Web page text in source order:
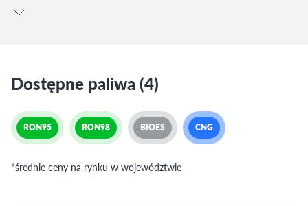
Dostępne paliwa (4)
RON95 RON98 BIOES CNG
*średnie ceny na rynku w województwie